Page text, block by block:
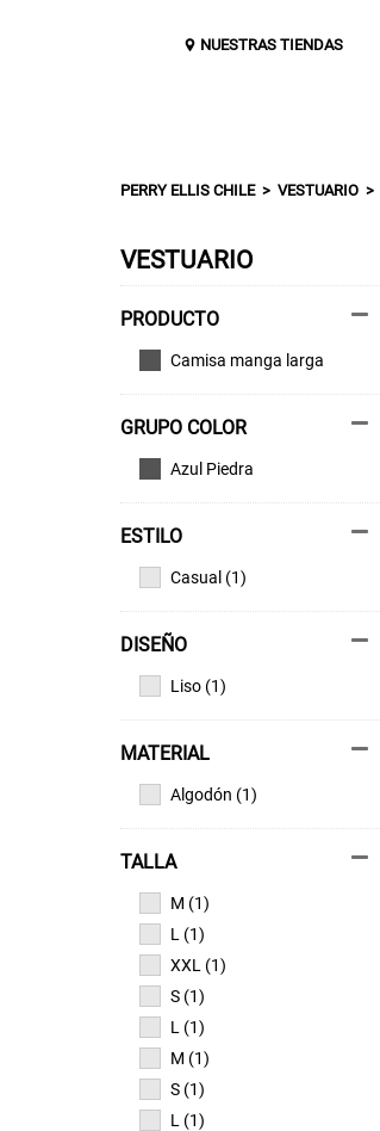
NUESTRAS TIENDAS
PERRY ELLIS CHILE VESTUARIO
VESTUARIO
Camisa manga larga
GRUPO COLOR
Azul Piedra
ESTILO
Casual (1)
DISEÑO
Liso (1)
MATERIAL
Algodón (1)
TALLA
M (1)
L (1)
XXL (1)
S (1)
L (1)
M (1)
S (1)
L (1)